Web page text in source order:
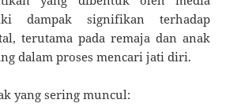
dampak signifikan terhadap
terutama pada remaja dan anak
dalam proses mencari jati diri.
yang sering muncul: